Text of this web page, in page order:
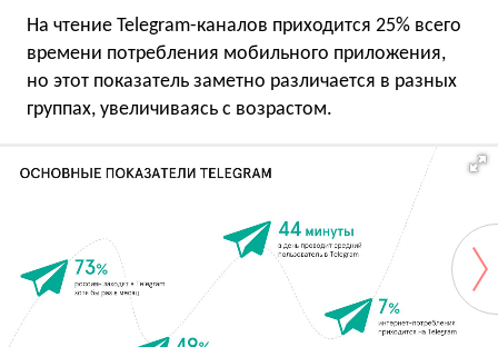
На чтение Telegram-каналов приходится 25% всего
времени потребления мобильного приложения,
но этот показатель заметно различается в разных
группах, увеличиваясь с возрастом.